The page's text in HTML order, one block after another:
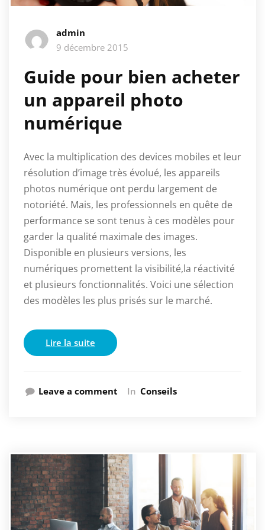
admin
9 décembre 2015
Guide pour bien acheter
un appareil photo
numérique
Avec la multiplication des devices mobiles et leur
résolution d’image très évolué, les appareils
photos numérique ont perdu largement de
notoriété. Mais, les professionnels en quête de
performance se sont tenus à ces modèles pour
garder la qualité maximale des images.
Disponible en plusieurs versions, les
numériques promettent la visibilité,la réactivité
et plusieurs fonctionnalités. Voici une sélection
des modèles les plus prisés sur le marché.
Lire la suite
Leave a comment In Conseils